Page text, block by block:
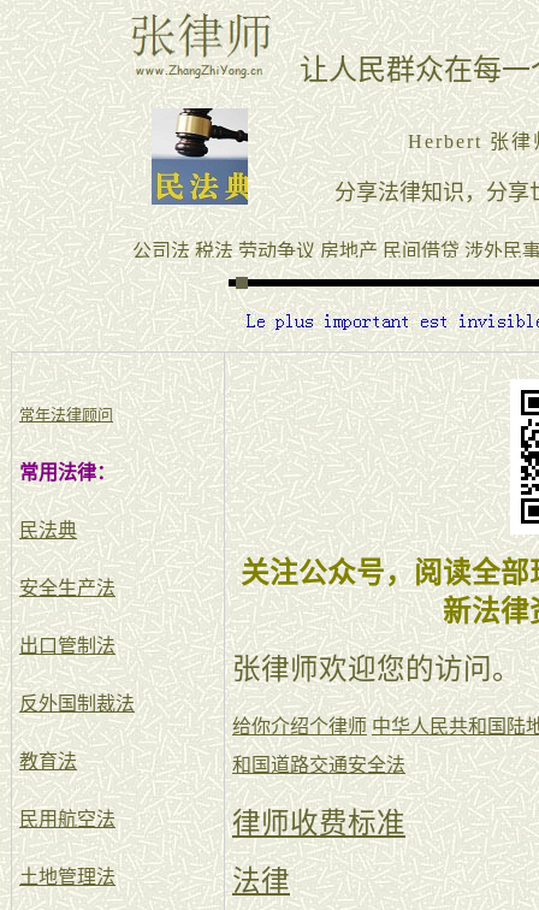
常年法律顾问
常用法律：
民法典
安全生产法
出口管制法
反外国制裁法
教育法
民用航空法
土地管理法
关注公众号，阅读全
新法律
张律师欢迎您的访问。
给你介绍个律师 中华人民共和国陆
和国道路交通安全法
律师收费标准
法律